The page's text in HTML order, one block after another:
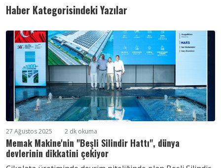
Haber Kategorisindeki Yazılar
27 Ağustos 2025 2 dk okuma
Memak Makine'nin "Beşli Silindir Hattı", dünya
devlerinin dikkatini çekiyor